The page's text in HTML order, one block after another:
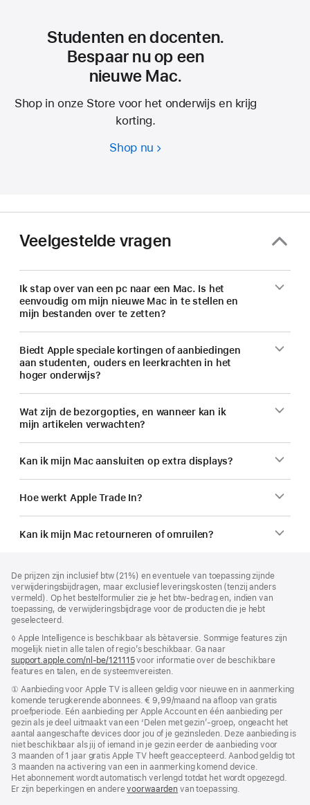
Studenten en docenten.
Bespaar nu op een
nieuwe Mac.
Shop in onze Store voor het onderwijs en krijg
korting.
Shop nu Studenten
nu
een
nieuwe Mac.
Veelgestelde vragen
Ik stap over van een pc naar een Mac. Is het
eenvoudig om mijn nieuwe Mac in te stellen en
mijn bestanden over te zetten?
Biedt Apple speciale kortingen of aanbiedingen
aan studenten, ouders en leerkrachten in het
hoger onderwijs?
Wat zijn de bezorgopties, en wanneer kan ik
mijn artikelen verwachten?
Kan ik mijn Mac aansluiten op extra displays?
Hoe werkt Apple Trade In?
Kan ik mijn Mac retourneren of omruilen?
De prijzen zijn inclusief btw (21%) en eventuele van toepassing zijnde
verwijderingsbijdragen, maar exclusief leveringskosten (tenzij anders
vermeld). Op het bestelformulier zie je het btw-bedrag en, indien van
toepassing, de verwijderingsbijdrage voor de producten die je hebt
geselecteerd.
Voetnoot
◊ Apple Intelligence is beschikbaar als bètaversie. Sommige features zijn
mogelijk niet in alle talen of regio’s beschikbaar. Ga naar
support.apple.com/nl-be/121115(Wordt
in
venster
geopend)
voor informatie over de beschikbare
features en talen, en de systeem­vereisten.
Voetnoot
① Aanbieding voor Apple TV is alleen geldig voor nieuwe en in aanmerking
komende terugkerende abonnees. € 9,99/maand na afloop van gratis
proefperiode. Eén aanbieding per Apple Account en één aanbieding per
gezin als je deel uitmaakt van een ‘Delen met gezin’-groep, ongeacht het
aantal aangeschafte devices door jou of je gezinsleden. Deze aanbieding is
niet beschikbaar als jij of iemand in je gezin eerder de aanbieding voor
3 maanden of 1 jaar gratis Apple TV heeft geaccepteerd. Aanbod geldig tot
3 maanden na activering van een in aanmerking komend device.
Het abonnement wordt automatisch verlengd totdat het wordt opgezegd.
Er zijn beperkingen en anderevoorwaarden van toepassing.